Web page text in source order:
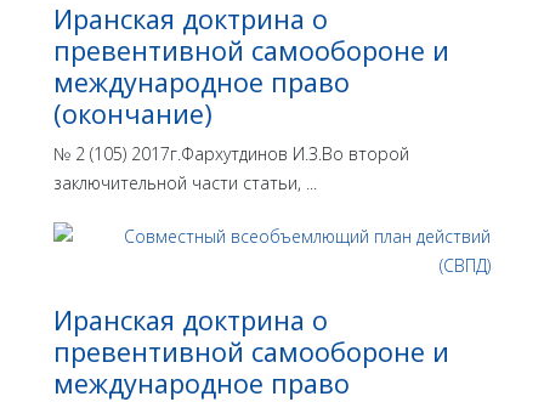
Иранская доктрина о
превентивной самообороне и
международное право
(окончание)
№ 2 (105) 2017г.Фархутдинов И.З.Во второй
заключительной части статьи, ...
Иранская доктрина о
превентивной самообороне и
международное право